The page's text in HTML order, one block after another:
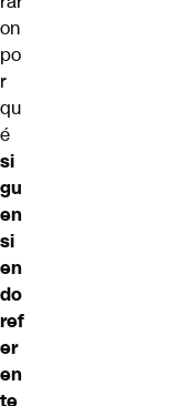
on
po
r
qu
é
si
gu
en
si
en
do
ref
er
en
te